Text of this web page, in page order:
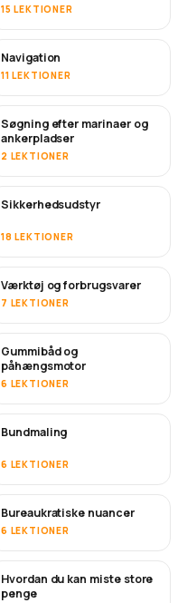
15 LEKTIONER
Navigation
11 LEKTIONER
Søgning efter marinaer og
ankerpladser
2 LEKTIONER
Sikkerhedsudstyr
18 LEKTIONER
Værktøj og forbrugsvarer
7 LEKTIONER
Gummibåd og
påhængsmotor
6 LEKTIONER
SNART
Bundmaling
6 LEKTIONER
Bureaukratiske nuancer
6 LEKTIONER
SNART
Hvordan du kan miste store
penge